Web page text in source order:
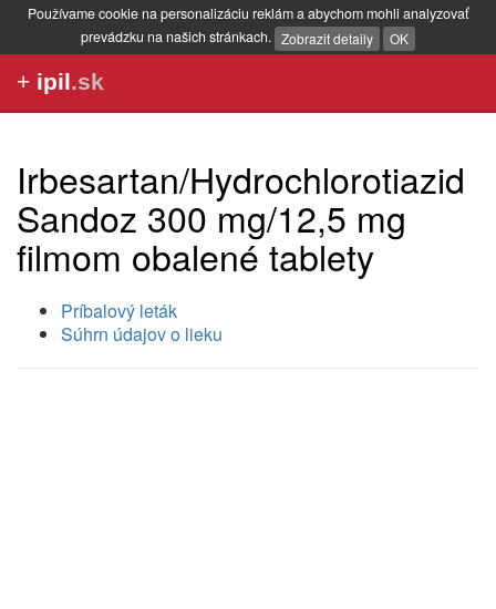
Používame cookie na personalizáciu reklám a abychom mohli analyzovať
prevádzku na našich stránkach. Zobrazit detaily OK
+ ipil.sk
Irbesartan/Hydrochlorotiazid
Sandoz 300 mg/12,5 mg
filmom obalené tablety
Príbalový leták
Súhrn údajov o lieku